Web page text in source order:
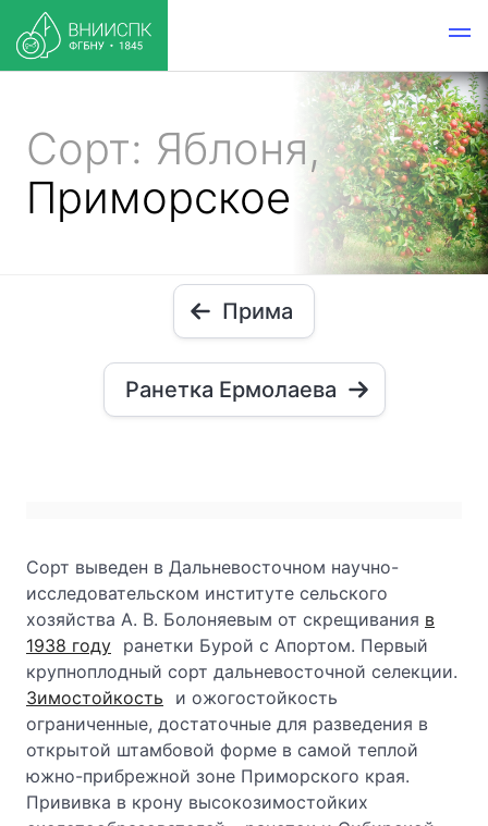
Сорт: Яблоня,
Приморское
Прима
Ранетка Ермолаева
Сорт выведен в Дальневосточном научно-
исследовательском институте сельского
хозяйства А. В. Болоняевым от скрещивания в
1938 году ранетки Бурой с Апортом. Первый
крупноплодный сорт дальневосточной селекции.
Зимостойкость
и ожогостойкость
ограниченные, достаточные для разведения в
открытой штамбовой форме в самой теплой
южно-прибрежной зоне Приморского края.
Прививка в крону высокозимостойких